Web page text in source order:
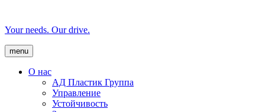
Your needs. Our drive.
menu
О нас
AД Пластик Группа
Управление
Устойчивость